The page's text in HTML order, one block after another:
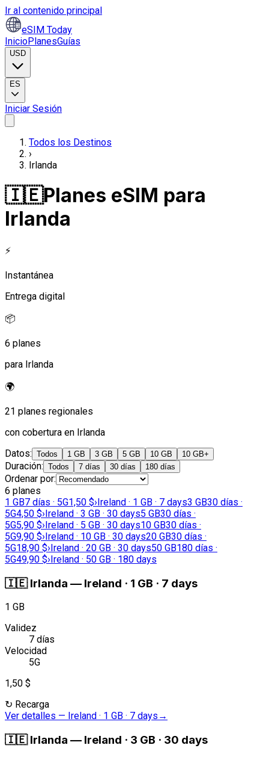
Ir al contenido principal
eSIM Today
InicioPlanesGuías
USD
ES
Iniciar Sesión
Todos los Destinos
›
Irlanda
🇮🇪Planes eSIM para
Irlanda
⚡
Instantánea
Entrega digital
📦
6 planes
para Irlanda
🌍
21 planes regionales
con cobertura en Irlanda
Datos: Todos 1 GB 3 GB 5 GB 10 GB 10 GB+
Duración: Todos 7 días 30 días 180 días
Ordenar por:
6 planes
1 GB7 días · 5G1,50 $›Ireland · 1 GB · 7 days3 GB30 días ·
5G4,50 $›Ireland · 3 GB · 30 days5 GB30 días ·
5G5,90 $›Ireland · 5 GB · 30 days10 GB30 días ·
5G9,90 $›Ireland · 10 GB · 30 days20 GB30 días ·
5G18,90 $›Ireland · 20 GB · 30 days50 GB180 días ·
5G49,90 $›Ireland · 50 GB · 180 days
🇮🇪 Irlanda — Ireland · 1 GB · 7 days
1 GB
Validez
7 días
Velocidad
5G
1,50 $
↻ Recarga
Ver detalles — Ireland · 1 GB · 7 days →
🇮🇪 Irlanda — Ireland · 3 GB · 30 days